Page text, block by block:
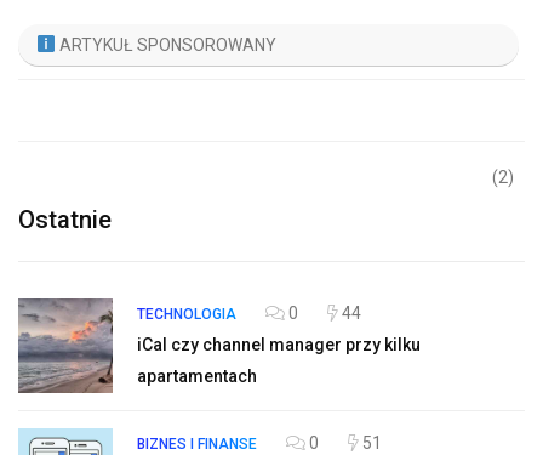
ARTYKUŁ SPONSOROWANY
Ostatnie
TECHNOLOGIA 0
44
iCal czy channel manager przy kilku
apartamentach
BIZNES I FINANSE 0
51
(2)